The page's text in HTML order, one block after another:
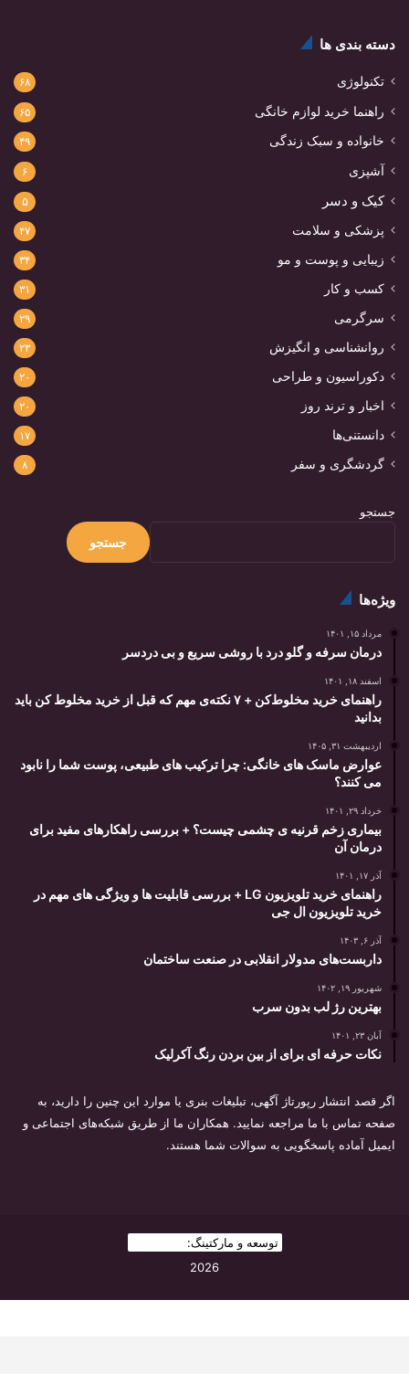
دسته بندی ها
تکنولوژی ۶۸
راهنما خرید لوازم خانگی ۶۵
خانواده و سبک زندگی ۴۹
آشپزی ۶
کیک و دسر ۵
پزشکی و سلامت ۴۷
زیبایی و پوست و مو ۳۴
کسب و کار ۳۱
سرگرمی ۲۹
روانشناسی و انگیزش ۲۳
دکوراسیون و طراحی ۲۰
اخبار و ترند روز ۲۰
دانستنی‌ها ۱۷
گردشگری و سفر ۸
جستجو
جستجو
ویژه‌ها
مرداد ۱۵, ۱۴۰۱
درمان سرفه و گلو درد با روشی سریع و بی دردسر
اسفند ۱۸, ۱۴۰۱
راهنمای خرید مخلوط‌کن + ۷ نکته‌ی مهم که قبل از خرید مخلوط‌‌‎‌‌‌‌‌‎‌ کن باید
بدانید
اردیبهشت ۳۱, ۱۴۰۵
عوارض ماسک های خانگی: چرا ترکیب های طبیعی، پوست شما را نابود
می کنند؟
خرداد ۲۹, ۱۴۰۱
بیماری زخم قرنیه ی چشمی چیست؟ + بررسی راهکارهای مفید برای
درمان آن
آذر ۱۷, ۱۴۰۱
راهنمای خرید تلویزیون LG + بررسی قابلیت ها و ویژگی های مهم در
خرید تلویزیون ال جی
آذر ۶, ۱۴۰۳
داربست‌های مدولار انقلابی در صنعت ساختمان
شهریور ۱۹, ۱۴۰۲
بهترین رژ لب بدون سرب
آبان ۲۳, ۱۴۰۱
نکات حرفه ای برای از بین بردن رنگ آکرلیک
اگر قصد انتشار رپورتاژ آگهی، تبلیغات بنری یا موارد این چنین را دارید، به
صفحه تماس با ما مراجعه نمایید. همکاران ما از طریق شبکه‌های اجتماعی و
ایمیل آماده پاسخگویی به سوالات شما هستند.
توسعه و مارکتینگ:
2026